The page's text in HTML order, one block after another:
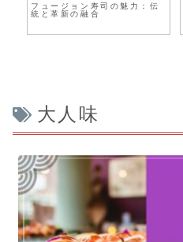
フュージョン寿司の魅力：伝
統と革新の融合
大人味